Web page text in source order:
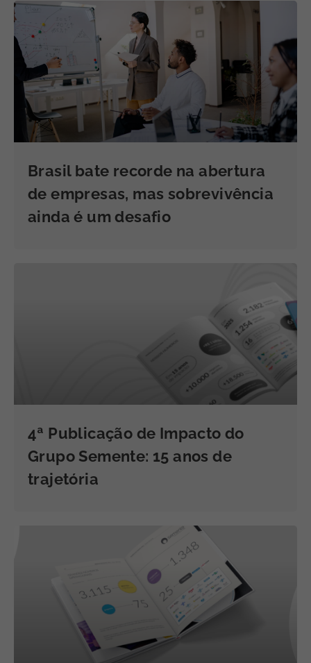
Brasil bate recorde na abertura
de empresas, mas sobrevivência
ainda é um desafio
4ª Publicação de Impacto do
Grupo Semente: 15 anos de
trajetória